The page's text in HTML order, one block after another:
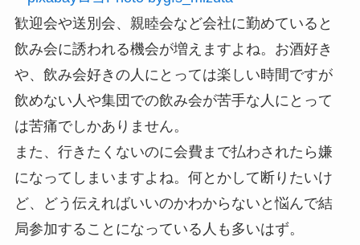
歓迎会や送別会、親睦会など会社に勤めていると
飲み会に誘われる機会が増えますよね。お酒好き
や、飲み会好きの人にとっては楽しい時間ですが
飲めない人や集団での飲み会が苦手な人にとって
は苦痛でしかありません。
また、行きたくないのに会費まで払わされたら嫌
になってしまいますよね。何とかして断りたいけ
ど、どう伝えればいいのかわからないと悩んで結
局参加することになっている人も多いはず。